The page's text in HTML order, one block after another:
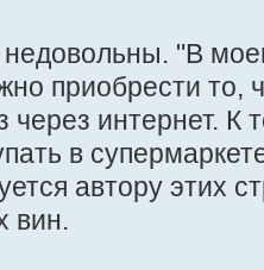
недовольны. "В
приобрести то,
через интернет.
в
автору этих
вин.